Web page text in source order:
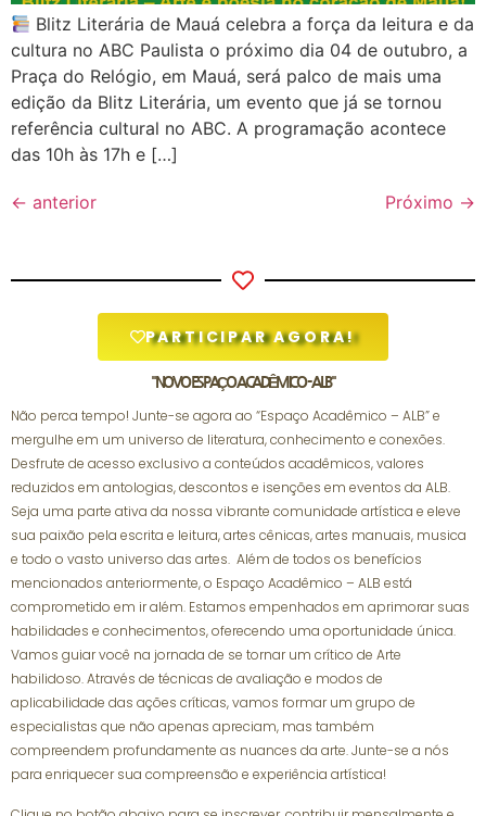
Blitz Literária de Mauá celebra a força da leitura e da
cultura no ABC Paulista o próximo dia 04 de outubro, a
Praça do Relógio, em Mauá, será palco de mais uma
edição da Blitz Literária, um evento que já se tornou
referência cultural no ABC. A programação acontece
das 10h às 17h e […]
← anterior Próximo →
PARTICIPAR AGORA!
"NOVO ESPAÇO ACADÊMICO - ALB"
Não perca tempo! Junte-se agora ao “Espaço Acadêmico – ALB” e
mergulhe em um universo de literatura, conhecimento e conexões.
Desfrute de acesso exclusivo a conteúdos acadêmicos, valores
reduzidos em antologias, descontos e isenções em eventos da ALB.
Seja uma parte ativa da nossa vibrante comunidade artística e eleve
sua paixão pela escrita e leitura, artes cênicas, artes manuais, musica
e todo o vasto universo das artes. Além de todos os benefícios
mencionados anteriormente, o Espaço Acadêmico – ALB está
comprometido em ir além. Estamos empenhados em aprimorar suas
habilidades e conhecimentos, oferecendo uma oportunidade única.
Vamos guiar você na jornada de se tornar um crítico de Arte
habilidoso. Através de técnicas de avaliação e modos de
aplicabilidade das ações críticas, vamos formar um grupo de
especialistas que não apenas apreciam, mas também
compreendem profundamente as nuances da arte. Junte-se a nós
para enriquecer sua compreensão e experiência artística!